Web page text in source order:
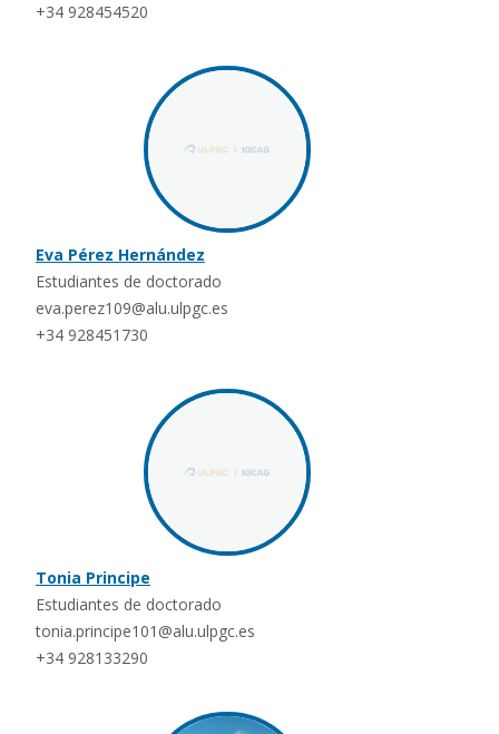
+34 928454520
Eva Pérez Hernández
Estudiantes de doctorado
eva.perez109@alu.ulpgc.es
+34 928451730
Tonia Principe
Estudiantes de doctorado
tonia.principe101@alu.ulpgc.es
+34 928133290